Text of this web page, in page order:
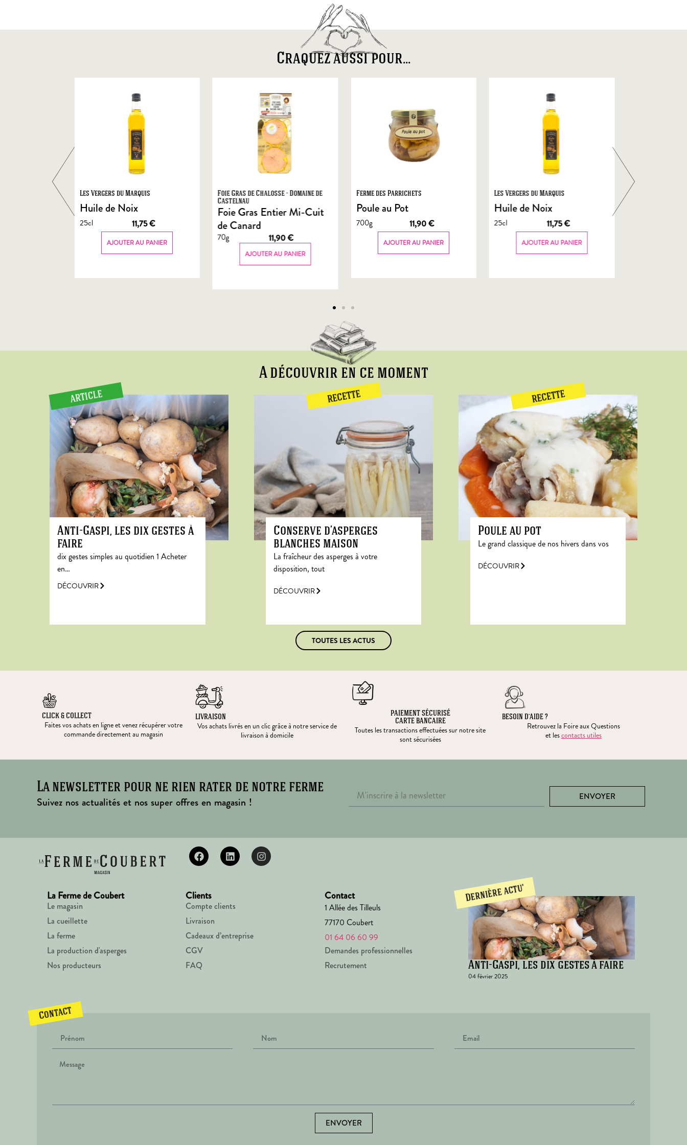
Craquez aussi pour...
Les Vergers du Marquis
Huile de Noix
25cl 11,75€
AJOUTER AU PANIER
Foie Gras de Chalosse - Domaine de
Castelnau
Foie Gras Entier Mi-Cuit
de Canard
70g 11,90€
AJOUTER AU PANIER
Ferme des Parrichets
Poule au Pot
700g 11,90€
AJOUTER AU PANIER
Les Vergers du Marquis
Huile de Noix
25cl 11,75€
AJOUTER AU PANIER
A découvrir en ce moment
ARTICLE
Anti-Gaspi, les dix gestes à
faire
dix gestes simples au quotidien 1 Acheter
en…
DÉCOUVRIR
RECETTE
Conserve d’asperges
blanches maison
La fraîcheur des asperges à votre
disposition, tout
DÉCOUVRIR
RECETTE
Poule au pot
Le grand classique de nos hivers dans vos
DÉCOUVRIR
TOUTES LES ACTUS
CLICK & COLLECT
Faites vos achats en ligne et venez récupérer votre
commande directement au magasin
LIVRAISON
Vos achats livrés en un clic grâce à notre service de
livraison à domicile
PAIEMENT SÉCURISÉ
CARTE BANCAIRE
Toutes les transactions effectuées sur notre site
sont sécurisées
BESOIN D’AIDE ?
Retrouvez la Foire aux Questions
et lescontacts utiles
La newsletter pour ne rien rater de notre ferme
Suivez nos actualités et nos super offres en magasin !
ENVOYER
La Ferme de Coubert
Le magasin
La cueillette
La ferme
La production d'asperges
Nos producteurs
Clients
Compte clients
Livraison
Cadeaux d’entreprise
CGV
FAQ
Contact
1 Allée des Tilleuls
77170 Coubert
01 64 06 60 99
Demandes professionnelles
Recrutement
Anti-Gaspi, les dix gestes à faire
04 février 2025
Dernière actu'
Contact
ENVOYER